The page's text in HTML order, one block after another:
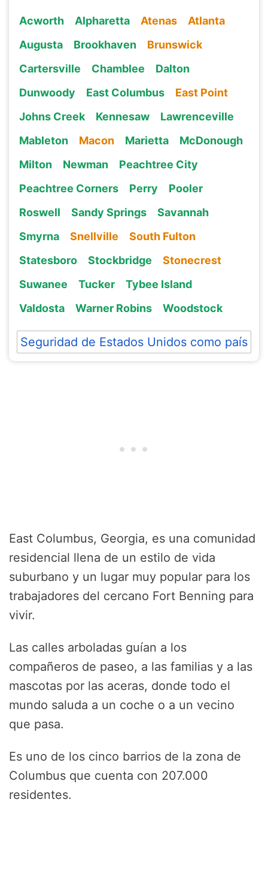
Acworth Alpharetta Atenas
Atlanta
Augusta
Brookhaven
Brunswick
Cartersville
Chamblee
Dalton
Dunwoody
East Columbus
East Point
Johns Creek
Kennesaw
Lawrenceville
Mableton
Macon Marietta
McDonough
Milton
Newman
Peachtree City
Peachtree Corners
Perry
Pooler
Roswell
Sandy Springs
Savannah
Smyrna
Snellville
South Fulton
Statesboro
Stockbridge
Stonecrest
Suwanee
Tucker
Tybee Island
Valdosta
Warner Robins Woodstock
Seguridad de Estados Unidos como país
East Columbus, Georgia, es una comunidad
residencial llena de un estilo de vida
suburbano y un lugar muy popular para los
trabajadores del cercano Fort Benning para
vivir.
Las calles arboladas guían a los
compañeros de paseo, a las familias y a las
mascotas por las aceras, donde todo el
mundo saluda a un coche o a un vecino
que pasa.
Es uno de los cinco barrios de la zona de
Columbus que cuenta con 207.000
residentes.